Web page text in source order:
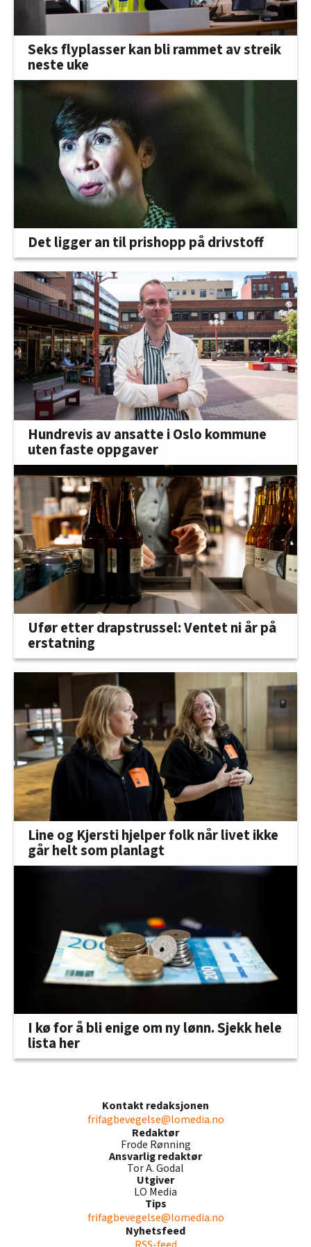
Seks flyplasser kan bli rammet av streik
neste uke
Det ligger an til prishopp på drivstoff
Hundrevis av ansatte i Oslo kommune
uten faste oppgaver
Ufør etter drapstrussel: Ventet ni år på
erstatning
Line og Kjersti hjelper folk når livet ikke
går helt som planlagt
I kø for å bli enige om ny lønn. Sjekk hele
lista her
Kontakt redaksjonen
frifagbevegelse@lomedia.no
Redaktør
Frode Rønning
Ansvarlig redaktør
Tor A. Godal
Utgiver
LO Media
Tips
frifagbevegelse@lomedia.no
Nyhetsfeed